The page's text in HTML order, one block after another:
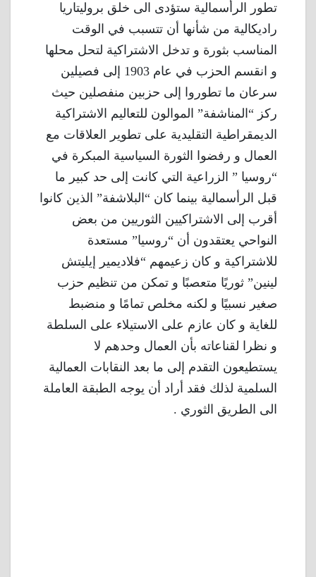
تطور الرأسمالية ستؤدى الى خلق بروليتاريا
راديكالية من شأنها أن تتسبب في الوقت
المناسب بثورة و تدخل الاشتراكية لتحل محلها
و انقسم الحزب في عام 1903 إلى فصيلين
سرعان ما تطوروا إلى حزبين منفصلين حيث
ركز “المناشفة” الموالون للتعاليم الاشتراكية
الديمقراطية التقليدية على تطوير العلاقات مع
العمال و رفضوا الثورة السياسية المبكرة في
“روسيا ” الزراعية التي كانت إلى حد كبير ما
قبل الرأسمالية بينما كان “البلاشفة” الذين كانوا
أقرب إلى الاشتراكيين الثوريين من بعض
النواحي يعتقدون أن “روسيا” مستعدة
للاشتراكية و كان زعيمهم “فلاديمير إيليتش
لينين” ثوريًا متعصبًا و تمكن من تنظيم حزب
صغير نسبيًا و لكنه مخلص تمامًا و منضبط
للغاية و كان عازم على الاستيلاء على السلطة
و نظرا لقناعاته بأن العمال وحدهم لا
يستطيعون التقدم إلى ما بعد النقابات العمالية
السلمية لذلك فقد أراد أن يوجه الطبقة العاملة
الى الطريق الثوري .